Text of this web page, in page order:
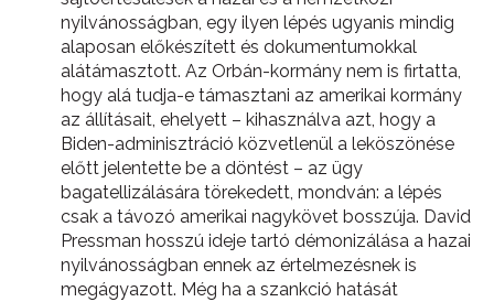
nyilvánosságban, egy ilyen lépés ugyanis mindig
alaposan előkészített és dokumentumokkal
alátámasztott. Az Orbán-kormány nem is firtatta,
hogy alá tudja-e támasztani az amerikai kormány
az állításait, ehelyett – kihasználva azt, hogy a
Biden-adminisztráció közvetlenül a leköszönése
előtt jelentette be a döntést – az ügy
bagatellizálására törekedett, mondván: a lépés
csak a távozó amerikai nagykövet bosszúja. David
Pressman hosszú ideje tartó démonizálása a hazai
nyilvánosságban ennek az értelmezésnek is
megágyazott. Még ha a szankció hatását